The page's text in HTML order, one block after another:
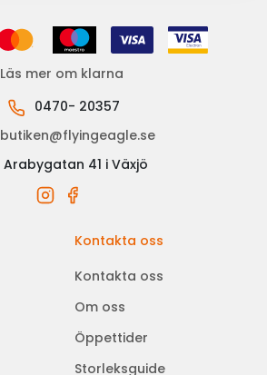
Läs mer om klarna
0470- 20357
butiken@flyingeagle.se
Arabygatan 41 i Växjö
Kontakta oss
Kontakta oss
Om oss
Öppettider
Storleksguide